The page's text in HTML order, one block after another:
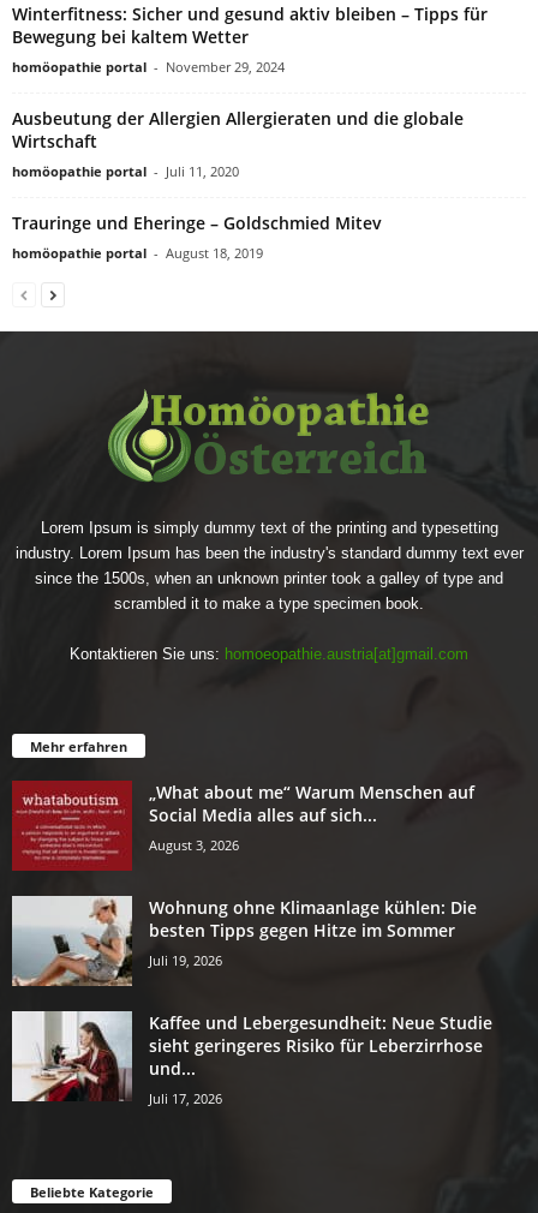
Winterfitness: Sicher und gesund aktiv bleiben – Tipps für
Bewegung bei kaltem Wetter
homöopathie portal - November 29, 2024
Ausbeutung der Allergien Allergieraten und die globale
Wirtschaft
homöopathie portal - Juli 11, 2020
Trauringe und Eheringe – Goldschmied Mitev
homöopathie portal - August 18, 2019
Lorem Ipsum is simply dummy text of the printing and typesetting
industry. Lorem Ipsum has been the industry's standard dummy text ever
since the 1500s, when an unknown printer took a galley of type and
scrambled it to make a type specimen book.
Kontaktieren Sie uns: homoeopathie.austria[at]gmail.com
Mehr erfahren
„What about me“ Warum Menschen auf
Social Media alles auf sich...
August 3, 2026
Wohnung ohne Klimaanlage kühlen: Die
besten Tipps gegen Hitze im Sommer
Juli 19, 2026
Kaffee und Lebergesundheit: Neue Studie
sieht geringeres Risiko für Leberzirrhose
und...
Juli 17, 2026
Beliebte Kategorie